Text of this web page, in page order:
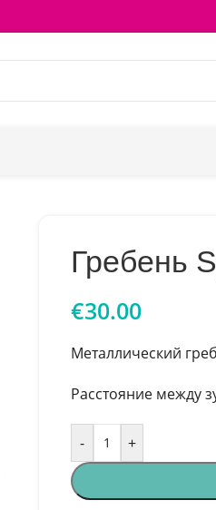
Гребень
€30.00
Металлический
Расстояние между
- +